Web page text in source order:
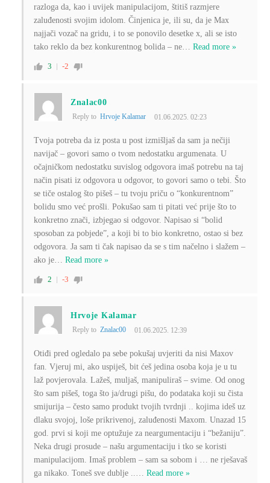
razloga da, kao i uvijek manipulacijom, štitiš razmjere
zaluđenosti svojim idolom. Činjenica je, ili su, da je Max
najjači vozač na gridu, i to se ponovilo desetke x, ali se isto
tako reklo da bez konkurentnog bolida – ne… Read more »
3 -2
Znalac00
Reply to Hrvoje Kalamar 01.06.2025. 02:23
Tvoja potreba da iz posta u post izmišljaš da sam ja nečiji
navijač – govori samo o tvom nedostatku argumenata. U
očajničkom nedostatku suvislog odgovora imaš potrebu na taj
način pisati iz odgovora u odgovor, to govori samo o tebi. Što
se tiče ostalog što pišeš – tu tvoju priču o “konkurentnom”
bolidu smo već prošli. Pokušao sam ti pitati već prije što to
konkretno znači, izbjegao si odgovor. Napisao si “bolid
sposoban za pobjede”, a koji bi to bio konkretno, ostao si bez
odgovora. Ja sam ti čak napisao da se s tim načelno i slažem –
ako je… Read more »
2 -3
Hrvoje Kalamar
Reply to Znalac00 01.06.2025. 12:39
Otiđi pred ogledalo pa sebe pokušaj uvjeriti da nisi Maxov
fan. Vjeruj mi, ako uspiješ, bit ćeš jedina osoba koja je u tu
laž povjerovala. Lažeš, muljaš, manipuliraš – svime. Od onog
što sam pišeš, toga što ja/drugi pišu, do podataka koji su čista
smijurija – često samo produkt tvojih tvrdnji .. kojima ideš uz
dlaku svojoj, loše prikrivenoj, zaluđenosti Maxom. Unazad 15
god. prvi si koji me optužuje za neargumentaciju i “bežaniju”.
Neka drugi prosude – našu argumentaciju i tko se koristi
manipulacijom. Imaš problem – sam sa sobom i … ne rješavaš
ga nikako. Toneš sve dublje ..… Read more »